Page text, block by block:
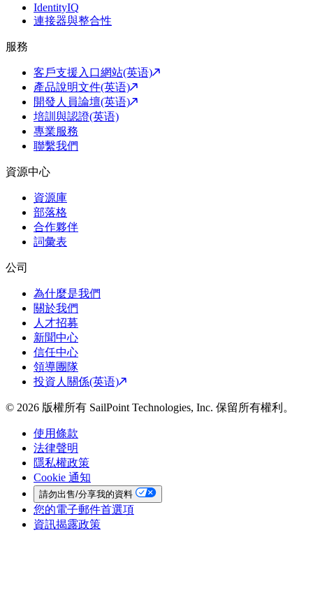
IdentityIQ
連接器與整合性
服務
客戶支援入口網站(英语)
產品說明文件(英语)
開發人員論壇(英语)
培訓與認證(英语)
專業服務
聯繫我們
資源中心
資源庫
部落格
合作夥伴
詞彙表
公司
為什麼是我們
關於我們
人才招募
新聞中心
信任中心
領導團隊
投資人關係(英语)
© 2026 版權所有 SailPoint Technologies, Inc. 保留所有權利。
使用條款
法律聲明
隱私權政策
Cookie 通知
請勿出售/分享我的資料
您的電子郵件首選項
資訊揭露政策